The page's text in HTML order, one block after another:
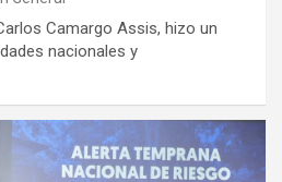
Camargo Assis, hizo un
nacionales y